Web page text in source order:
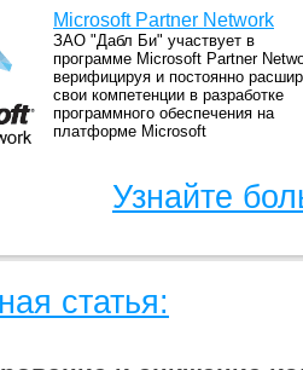
Microsoft Partner Network
ЗАО "Дабл Би" участвует в
программе Microsoft Partner
верифицируя и постоянно
свои компетенции в разработке
программного обеспечения на
платформе Microsoft
Узнайте
статья: